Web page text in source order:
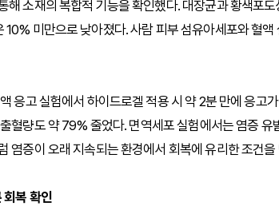
해 소재의 복합적 기능을 확인했다. 대장균과 황색포
10% 미만으로 낮아졌다. 사람 피부 섬유아세포와 혈
응고 실험에서 하이드로겔 적용 시 약 2분 만에 응고
혈량도 약 79% 줄었다. 면역세포 실험에서는 염증 유
염증이 오래 지속되는 환경에서 회복에 유리한 조건
복 확인